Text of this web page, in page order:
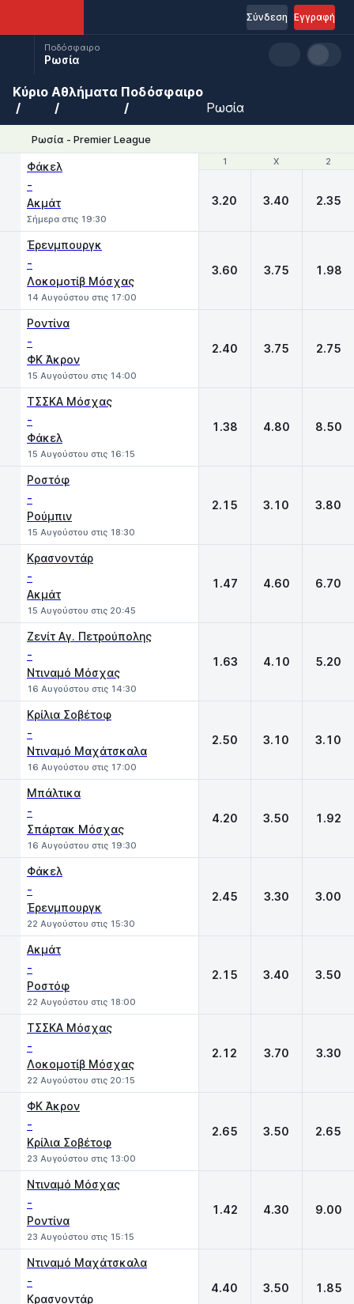
Εγγραφή
Σύνδεση
Ποδόσφαιρο
Ρωσία
Κύριο Αθλήματα Ποδόσφαιρο
Ρωσία
Ρωσία - Premier League
1 X 2
Φάκελ
-
Ακμάτ
Σήμερα στις 19:30
1 X 2
3.20 3.40 2.35
Έρενμπουργκ
-
Λοκομοτίβ Μόσχας
14 Αυγούστου στις 17:00
3.60 3.75 1.98
Ροντίνα
-
ΦΚ Άκρον
15 Αυγούστου στις 14:00
2.40 3.75 2.75
ΤΣΣΚΑ Μόσχας
-
Φάκελ
15 Αυγούστου στις 16:15
1.38 4.80 8.50
Ροστόφ
-
Ρούμπιν
15 Αυγούστου στις 18:30
2.15 3.10 3.80
Κρασνοντάρ
-
Ακμάτ
15 Αυγούστου στις 20:45
1.47 4.60 6.70
Ζενίτ Αγ. Πετρούπολης
-
Ντιναμό Μόσχας
16 Αυγούστου στις 14:30
1.63 4.10 5.20
Κρίλια Σοβέτοφ
-
Ντιναμό Μαχάτσκαλα
16 Αυγούστου στις 17:00
2.50 3.10 3.10
Μπάλτικα
-
Σπάρτακ Μόσχας
16 Αυγούστου στις 19:30
4.20 3.50 1.92
Φάκελ
-
Έρενμπουργκ
22 Αυγούστου στις 15:30
2.45 3.30 3.00
Ακμάτ
-
Ροστόφ
22 Αυγούστου στις 18:00
2.15 3.40 3.50
ΤΣΣΚΑ Μόσχας
-
Λοκομοτίβ Μόσχας
22 Αυγούστου στις 20:15
2.12 3.70 3.30
ΦΚ Άκρον
-
Κρίλια Σοβέτοφ
23 Αυγούστου στις 13:00
2.65 3.50 2.65
Ντιναμό Μόσχας
-
Ροντίνα
23 Αυγούστου στις 15:15
1.42 4.30 9.00
Ντιναμό Μαχάτσκαλα
-
Κρασνοντάρ
4.40 3.50 1.85